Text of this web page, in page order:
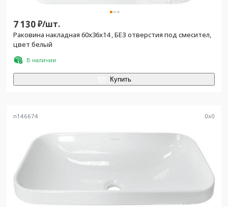
7 130₽/шт.
Раковина накладная 60х36х14 , БЕЗ отверстия под смесител,
цвет белый
В наличии
Купить
n146674 0x0